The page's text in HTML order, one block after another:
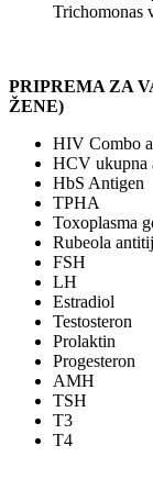
Trichomonas
PRIPREMA ZA
ŽENE)
HIV Combo
HCV ukupna
HbS Antigen
TPHA
Toxoplasma
Rubeola
FSH
LH
Estradiol
Testosteron
Prolaktin
Progesteron
AMH
TSH
T3
T4